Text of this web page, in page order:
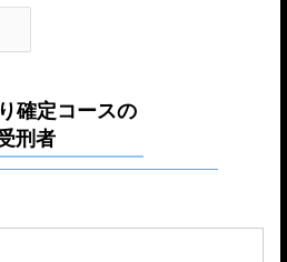
確定コースの
刑者